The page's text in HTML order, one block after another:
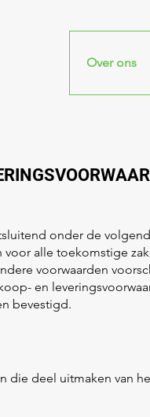
Over ons
onder de
alle toekomstige
voorwaarden
en
bevestigd.
die deel uitmaken van